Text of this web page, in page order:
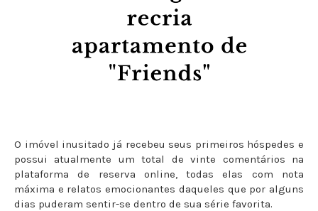
O imóvel inusitado já recebeu seus primeiros hóspedes e
possui atualmente um total de vinte comentários na
plataforma de reserva online, todas elas com nota
máxima e relatos emocionantes daqueles que por alguns
dias puderam sentir-se dentro de sua série favorita.